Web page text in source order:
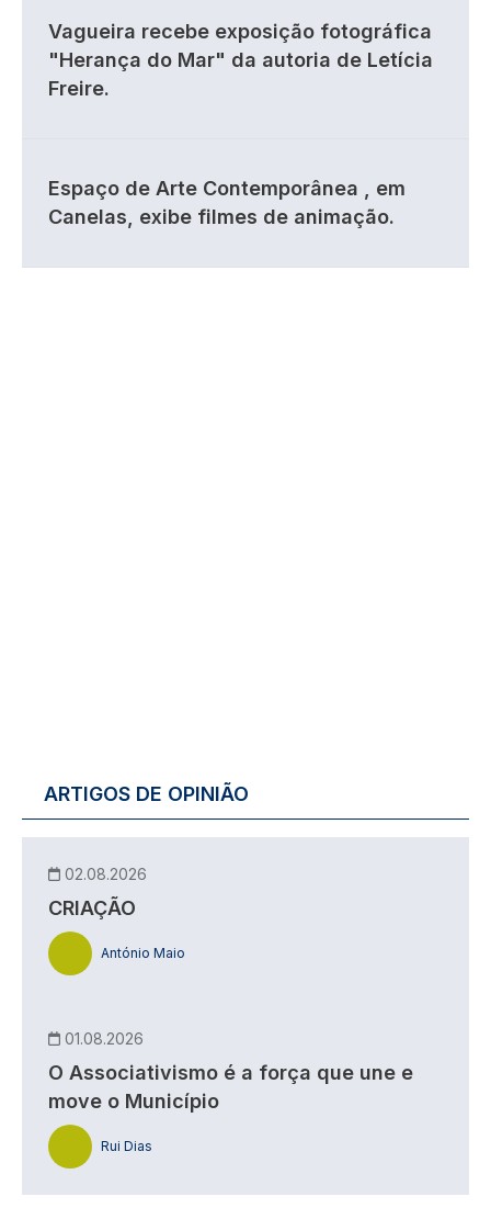
Vagueira recebe exposição fotográfica
"Herança do Mar" da autoria de Letícia
Freire.
Espaço de Arte Contemporânea , em
Canelas, exibe filmes de animação.
ARTIGOS DE OPINIÃO
02.08.2026
CRIAÇÃO
António Maio
01.08.2026
O Associativismo é a força que une e
move o Município
Rui Dias